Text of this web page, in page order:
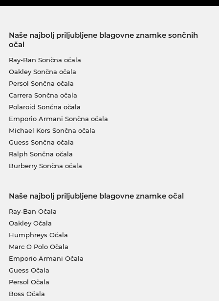
Naše najbolj priljubljene blagovne znamke sončnih
očal
Ray-Ban Sončna očala
Oakley Sončna očala
Persol Sončna očala
Carrera Sončna očala
Polaroid Sončna očala
Emporio Armani Sončna očala
Michael Kors Sončna očala
Guess Sončna očala
Ralph Sončna očala
Burberry Sončna očala
Naše najbolj priljubljene blagovne znamke očal
Ray-Ban Očala
Oakley Očala
Humphreys Očala
Marc O Polo Očala
Emporio Armani Očala
Guess Očala
Persol Očala
Boss Očala